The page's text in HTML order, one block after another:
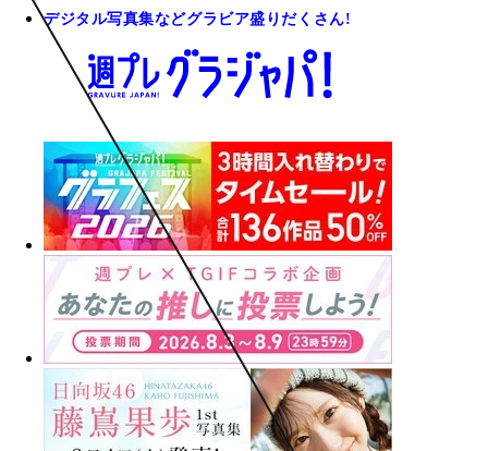
デジタル写真集などグラビア盛りだくさん!